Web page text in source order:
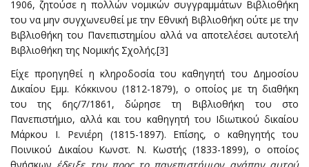
1906, ζητούσε η πολλών νομικών συγγραμμάτων Βιβλιο­θήκη
του να μην συγ­χωνευθεί με την Εθνική Βιβλιοθήκη ού­τε με την
Βιβλιοθήκη του Πανε­πι­στημίου αλλά να απο­τελέσει αυτοτελή
Βιβλιοθήκη της Νομικής Σχολής.[3]
Είχε προηγηθεί η κληροδοσία του καθηγητή του Δημοσίου
Δικαίου Εμμ. Κόκκινου (1812-1879), ο οποίος με τη δια­θήκη
του της 6ης/7/1861, δώρησε τη Βιβλιοθήκη του στο
Πανεπιστήμιο, αλλά και του καθηγητή του Ιδιωτικού δικαίου
Μάρ­κου Ι. Ρενιέρη (1815-1897). Επίσης, o καθηγητής του
Ποινικού Δικαίου Κωνστ. Ν. Κωστής (1833-1899), ο οποίος